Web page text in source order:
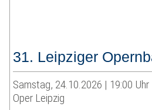
31. Leipziger
Samstag, 24.10.2026 | 19:00 Uhr
Oper Leipzig